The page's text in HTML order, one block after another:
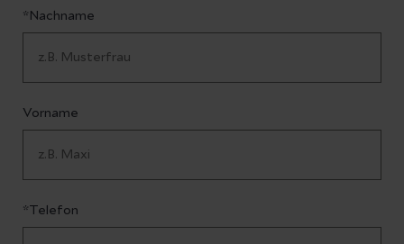
*Nachname
Vorname
*Telefon